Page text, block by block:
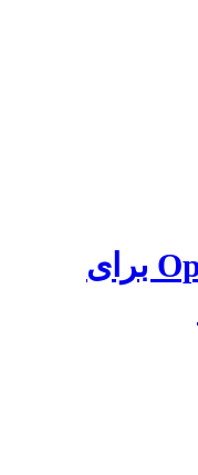
انجام پروژه با OpenSees برای